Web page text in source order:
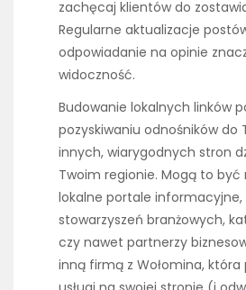
zachęcaj klientów do
Regularne aktualizacje
odpowiadanie na opinie
widoczność.
Budowanie lokalnych linków
pozyskiwaniu odnośników do
innych, wiarygodnych stron
Twoim regionie. Mogą to być
lokalne portale
stowarzyszeń branżowych,
czy nawet partnerzy
inną firmą z Wołomina, która